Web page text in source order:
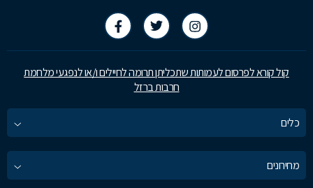
קול קורא לפרסום לעמותות שתכליתן תרומה לחיילים ו/או לנפגעי מלחמת
חרבות ברזל
כלים
מחירונים